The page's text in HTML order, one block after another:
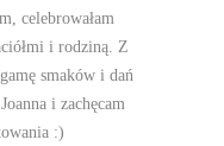
celebrowałam
i rodziną. Z
smaków i dań
i zachęcam
:)